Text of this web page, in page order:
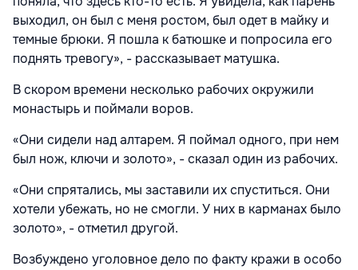
выходил, он был с меня ростом, был одет в майку и
темные брюки. Я пошла к батюшке и попросила его
поднять тревогу», - рассказывает матушка.
В скором времени несколько рабочих окружили
монастырь и поймали воров.
«Они сидели над алтарем. Я поймал одного, при нем
был нож, ключи и золото», - сказал один из рабочих.
«Они спрятались, мы заставили их спуститься. Они
хотели убежать, но не смогли. У них в карманах было
золото», - отметил другой.
Возбуждено уголовное дело по факту кражи в особо